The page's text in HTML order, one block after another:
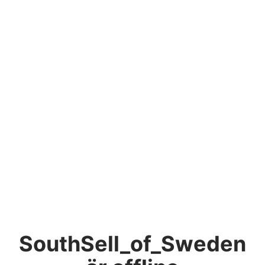
SouthSell_of_Sweden